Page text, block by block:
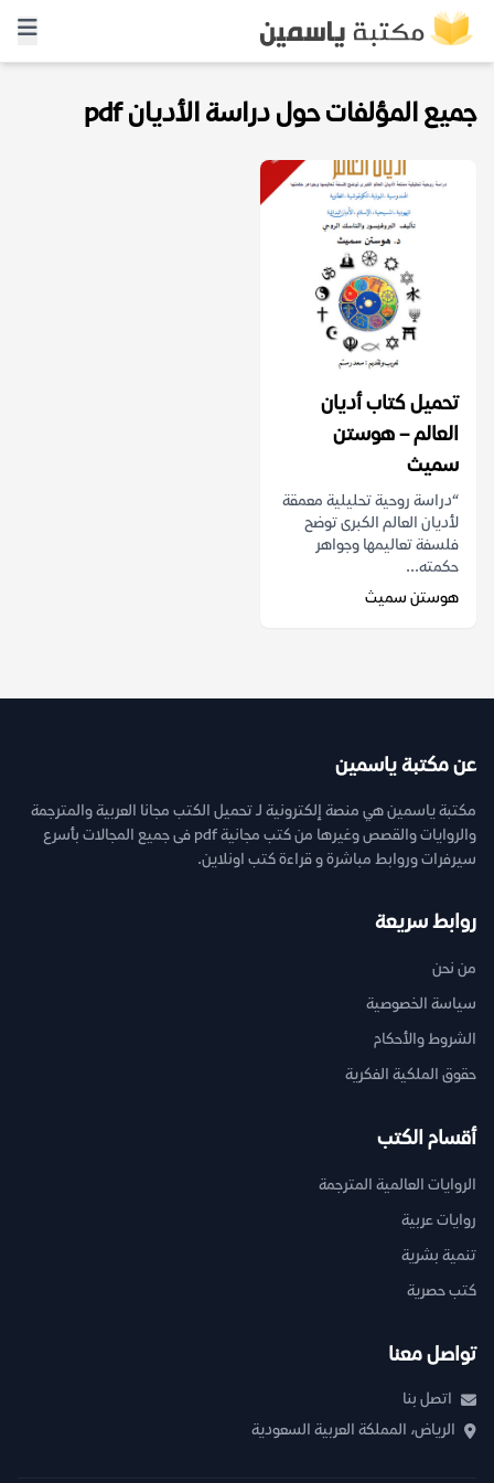
جميع المؤلفات حول دراسة الأديان pdf
تحميل كتاب أديان
العالم – هوستن
سميث
“دراسة روحية تحليلية معمقة
لأديان العالم الكبرى توضح
فلسفة تعاليمها وجواهر
حكمته...
هوستن سميث
عن مكتبة ياسمين
مكتبة ياسمين هي منصة إلكترونية لـ تحميل الكتب مجانا العربية والمترجمة
والروايات والقصص وغيرها من كتب مجانية pdf فى جميع المجالات بأسرع
سيرفرات وروابط مباشرة و قراءة كتب اونلاين.
روابط سريعة
من نحن
سياسة الخصوصية
الشروط والأحكام
حقوق الملكية الفكرية
أقسام الكتب
الروايات العالمية المترجمة
روايات عربية
تنمية بشرية
كتب حصرية
تواصل معنا
اتصل بنا
الرياض، المملكة العربية السعودية